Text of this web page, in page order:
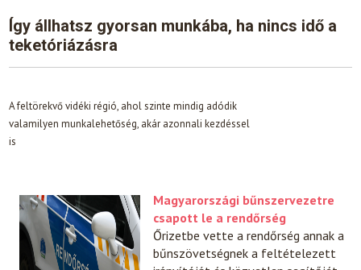
Így állhatsz gyorsan munkába, ha nincs idő a
teketóriázásra
A feltörekvő vidéki régió, ahol szinte mindig adódik
valamilyen munkalehetőség, akár azonnali kezdéssel
is
Magyarországi bűnszervezetre
csapott le a rendőrség
Őrizetbe vette a rendőrség annak a
bűnszövetségnek a feltételezett